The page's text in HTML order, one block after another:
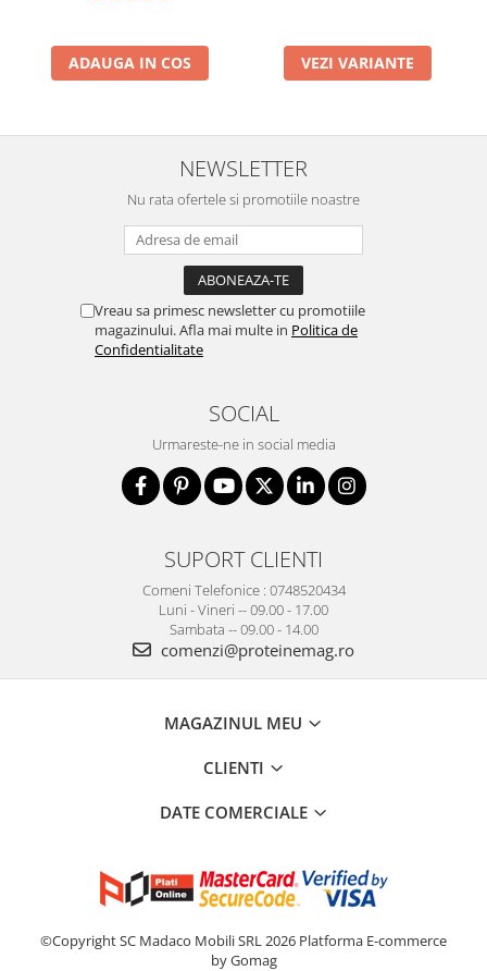
ADAUGA IN COS VEZI VARIANTE
NEWSLETTER
Nu rata ofertele si promotiile noastre
Vreau sa primesc newsletter cu promotiile
magazinului. Afla mai multe in Politica de
Confidentialitate
SOCIAL
Urmareste-ne in social media
SUPORT CLIENTI
Comeni Telefonice : 0748520434
Luni - Vineri -- 09.00 - 17.00
Sambata -- 09.00 - 14.00
comenzi@proteinemag.ro
MAGAZINUL MEU
CLIENTI
DATE COMERCIALE
©Copyright SC Madaco Mobili SRL 2026 Platforma E-commerce
by Gomag